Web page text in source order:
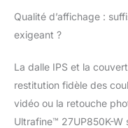
Qualité d’affichage :
exigeant ?
La dalle IPS et la
restitution fidèle des
vidéo ou la retouche
Ultrafine™ 27UP850K-